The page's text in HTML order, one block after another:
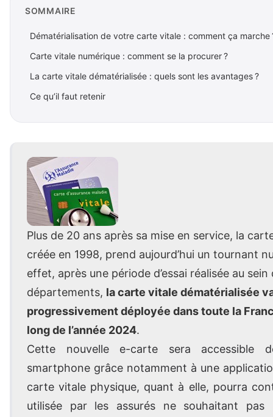
SOMMAIRE
Dématérialisation de votre carte vitale : comment ça marche
Carte vitale numérique : comment se la procurer ?
La carte vitale dématérialisée : quels sont les avantages ?
Ce qu’il faut retenir
Plus de 20 ans après sa mise en service, la
créée en 1998, prend aujourd’hui un tournant
effet, après une période d’essai réalisée au sein
départements, la carte vitale dématérialisée
progressivement déployée dans toute la
long de l’année 2024.
Cette nouvelle e-carte sera accessible
smartphone grâce notamment à une
carte vitale physique, quant à elle, pourra
utilisée par les assurés ne souhaitant pas